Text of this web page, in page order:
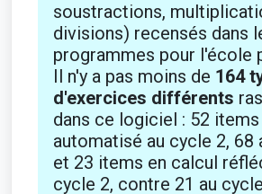
soustractions,
divisions) recensés dans
programmes pour l'école
Il n'y a pas moins de 164
d'exercices différents
dans ce logiciel : 52
automatisé au cycle 2, 68
et 23 items en calcul
cycle 2, contre 21 au